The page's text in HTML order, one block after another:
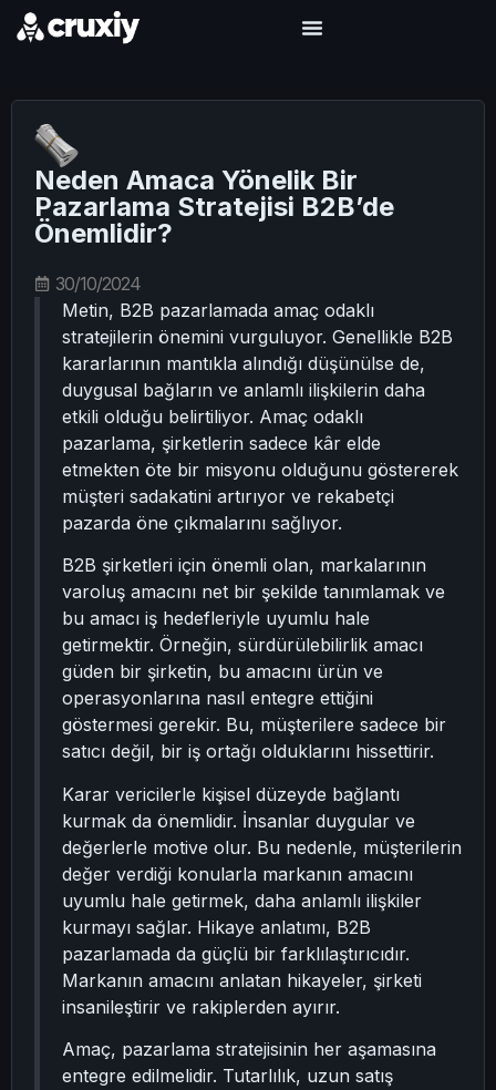
Neden Amaca Yönelik Bir
Pazarlama Stratejisi B2B’de
Önemlidir?
30/10/2024
Metin, B2B pazarlamada amaç odaklı
stratejilerin önemini vurguluyor. Genellikle B2B
kararlarının mantıkla alındığı düşünülse de,
duygusal bağların ve anlamlı ilişkilerin daha
etkili olduğu belirtiliyor. Amaç odaklı
pazarlama, şirketlerin sadece kâr elde
etmekten öte bir misyonu olduğunu göstererek
müşteri sadakatini artırıyor ve rekabetçi
pazarda öne çıkmalarını sağlıyor.
B2B şirketleri için önemli olan, markalarının
varoluş amacını net bir şekilde tanımlamak ve
bu amacı iş hedefleriyle uyumlu hale
getirmektir. Örneğin, sürdürülebilirlik amacı
güden bir şirketin, bu amacını ürün ve
operasyonlarına nasıl entegre ettiğini
göstermesi gerekir. Bu, müşterilere sadece bir
satıcı değil, bir iş ortağı olduklarını hissettirir.
Karar vericilerle kişisel düzeyde bağlantı
kurmak da önemlidir. İnsanlar duygular ve
değerlerle motive olur. Bu nedenle, müşterilerin
değer verdiği konularla markanın amacını
uyumlu hale getirmek, daha anlamlı ilişkiler
kurmayı sağlar. Hikaye anlatımı, B2B
pazarlamada da güçlü bir farklılaştırıcıdır.
Markanın amacını anlatan hikayeler, şirketi
insanileştirir ve rakiplerden ayırır.
Amaç, pazarlama stratejisinin her aşamasına
entegre edilmelidir. Tutarlılık, uzun satış